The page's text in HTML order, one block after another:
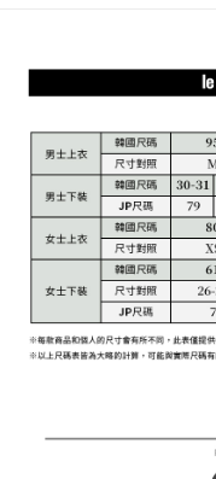
用戶於交易時，得透過本服
買賣價金債權讓與本公司後
2.基於同意付款使用「大哥
資料（包含姓名、電話或地
由本公司與您本人進行分期
3.完整用戶服務條款，請詳
購買商品的店家。未經商家
後付繳納相關費用。
※ 交易是否成功請以「
是否繳費成功／繳費後需取
客戶支援中心」https://
１．透過由恩沛科技股份有
易，需依本服務之必要範圍
權轉讓予恩沛科技股份有限公
２．關於個人資料處理事宜
https://aftee.tw/terms/#terms3
３．未成年的使用者請事先
「AFTEE先享後付」，若未
時審查核予不同之上限額度
５．嚴禁一人註冊多個帳號
免運費
7-11取貨付款
免運費
付款後7-11取貨
宅配